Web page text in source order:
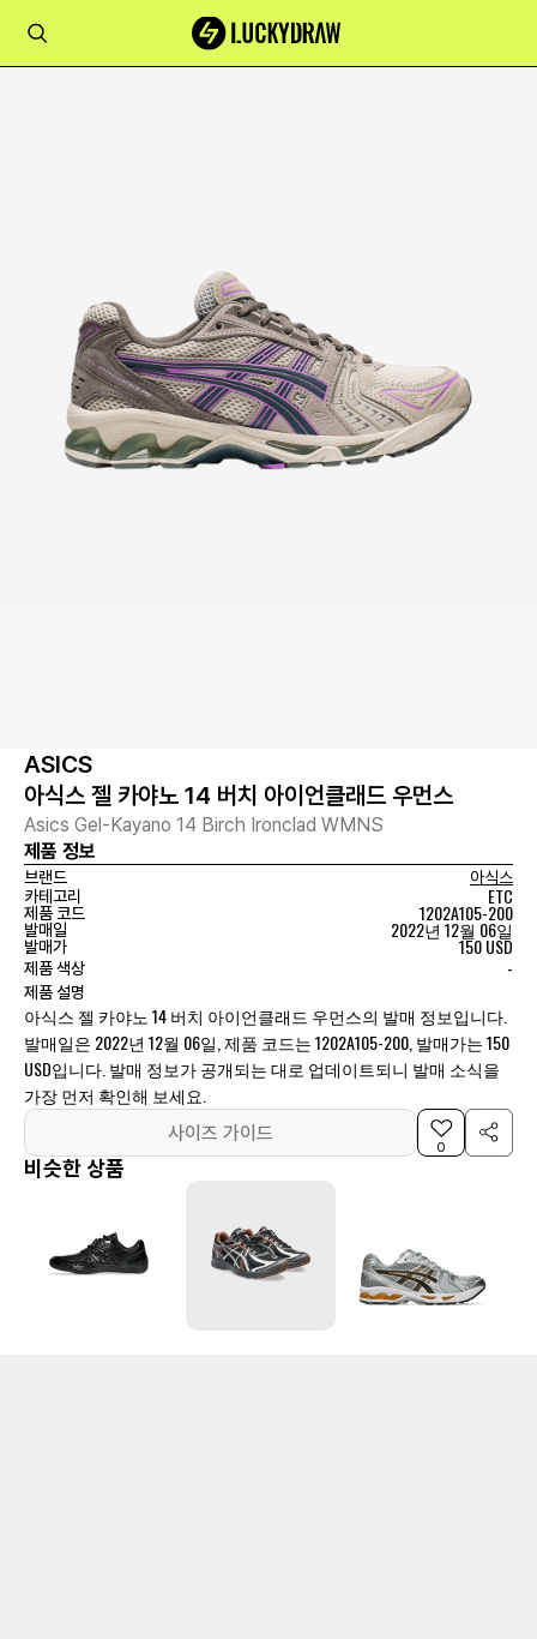
ASICS
아식스 젤 카야노 14 버치 아이언클래드 우먼스
Asics Gel-Kayano 14 Birch Ironclad WMNS
제품 정보
브랜드
아식스
카테고리
ETC
제품 코드 1202A105-200
발매일 2022년 12월 06일
발매가 150 USD
제품 색상 -
제품 설명
아식스 젤 카야노 14 버치 아이언클래드 우먼스의 발매 정보입니다.
발매일은 2022년 12월 06일, 제품 코드는 1202A105-200, 발매가는 150
USD입니다. 발매 정보가 공개되는 대로 업데이트되니 발매 소식을
가장 먼저 확인해 보세요.
사이즈 가이드
0
비슷한 상품